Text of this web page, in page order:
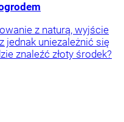
z naturą, wyjście
jednak uniezależnić się
znaleźć złoty środek?